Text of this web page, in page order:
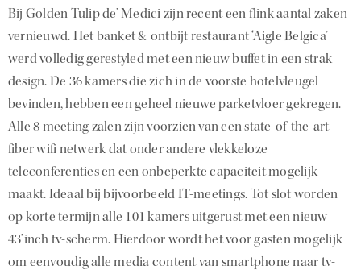
Bij Golden Tulip de’ Medici zijn recent een flink aantal zaken
vernieuwd. Het banket & ontbijt restaurant ‘Aigle Belgica’
werd volledig gerestyled met een nieuw buffet in een strak
design. De 36 kamers die zich in de voorste hotelvleugel
bevinden, hebben een geheel nieuwe parketvloer gekregen.
Alle 8 meeting zalen zijn voorzien van een state-of-the-art
fiber wifi netwerk dat onder andere vlekkeloze
teleconferenties en een onbeperkte capaciteit mogelijk
maakt. Ideaal bij bijvoorbeeld IT-meetings. Tot slot worden
op korte termijn alle 101 kamers uitgerust met een nieuw
43’inch tv-scherm. Hierdoor wordt het voor gasten mogelijk
om eenvoudig alle media content van smartphone naar tv-